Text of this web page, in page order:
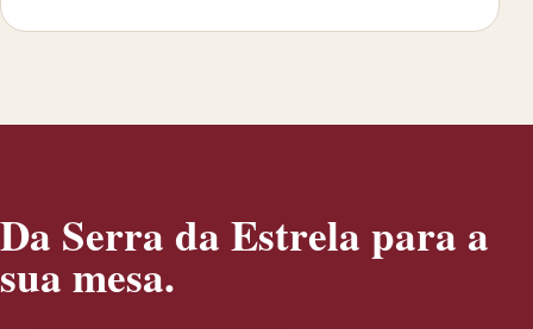
Da Serra da Estrela para a
sua mesa.